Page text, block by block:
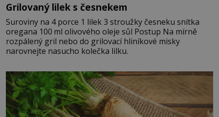
Grilovaný lilek s česnekem
Suroviny na 4 porce 1 lilek 3 stroužky česneku snítka
oregana 100 ml olivového oleje sůl Postup Na mírně
rozpálený gril nebo do grilovací hliníkové misky
narovnejte nasucho kolečka lilku.